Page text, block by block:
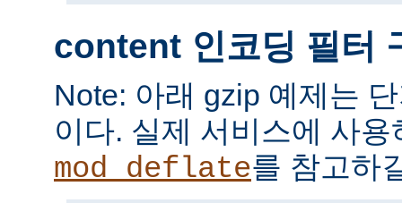
content 인코딩 필터
Note: 아래 gzip 예제는
이다. 실제 서비스에 사용
mod_deflate를 참고하